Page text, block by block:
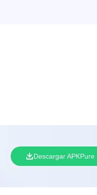
Descargar APKPure